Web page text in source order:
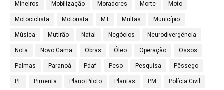
Mineiros Mobilização Moradores Morte Moto
Motociclista Motorista MT Multas Município
Música Mutirão Natal Negócios Neurodivergência
Nota Novo Gama Obras Óleo Operação Ossos
Palmas Paranoá Pdaf Peso Pesquisa Pêssego
PF Pimenta Plano Piloto Plantas PM Polícia Civil